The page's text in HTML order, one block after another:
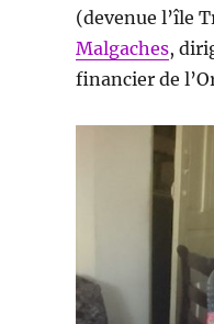
(devenue l’île
Malgaches,
financier de